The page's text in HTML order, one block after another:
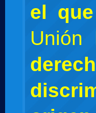
el
Unión